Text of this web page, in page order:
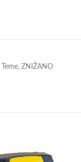
Teme, ZNIŽANO